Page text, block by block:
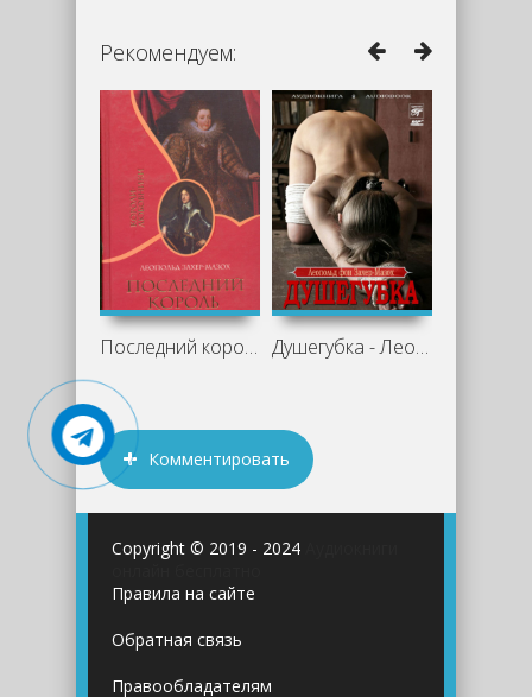
Рекомендуем:
Последний король венгров - Леопольд Душегубка - Леопольд Захер-Мазох
Комментировать
Copyright © 2019 - 2024
Правила на сайте
Обратная связь
Правообладателям